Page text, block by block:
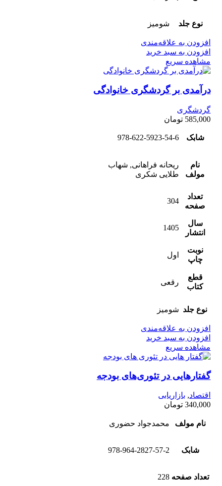
نوع جلد شومیز
افزودن به علاقه‌مندی
افزودن به سبد خرید
مشاهده سریع
درآمدی بر گردشگری خانوادگی
گردشگری
585,000 تومان
شابک 978-622-5923-54-6
نام
مولف
ریحانه فراهانی, شهاب
طلایی شکری
تعداد
صفحه
304
سال
انتشار
1405
نوبت
چاپ
اول
قطع
کتاب
رقعی
نوع جلد شومیز
افزودن به علاقه‌مندی
افزودن به سبد خرید
مشاهده سریع
گفتارهایی در تئوری‌های بودجه
اقتصاد, بازاریابی
340,000 تومان
نام مولف محمدجواد حضوری
شابک 978-964-2827-57-2
تعداد صفحه 228